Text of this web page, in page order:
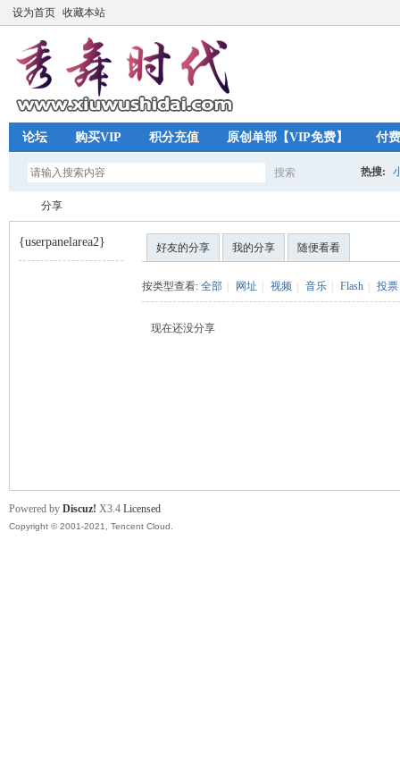
设为首页 收藏本站
论坛 购买VIP 积分充值 原创单部【VIP免费】 付
搜索 热搜:
分享
{userpanelarea2} 好友的分享 我的分享 随便看看
按类型查看: 全部 网址 视频 音乐 Flash 投票
现在还没分享
Powered by Discuz! X3.4 Licensed
Copyright © 2001-2021, Tencent Cloud.